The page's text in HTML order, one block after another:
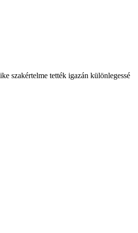
szakértelme tették igazán különlegessé